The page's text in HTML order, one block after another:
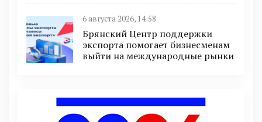
6 августа 2026, 14:58
Брянский Центр поддержки
экспорта помогает бизнесменам
выйти на международные рынки